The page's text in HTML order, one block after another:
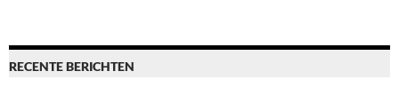
RECENTE BERICHTEN